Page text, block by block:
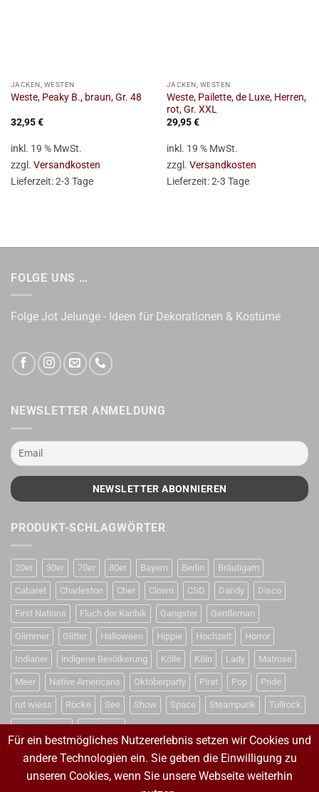
JACKEN, WESTEN
Weste, Peaky B., braun, Gr. 48
32,95€
inkl. 19 % MwSt.
zzgl. Versandkosten
Lieferzeit:2-3 Tage
JACKEN, WESTEN
Weste, Pailette, de Luxe, Herren,
rot, Gr. XXL
29,95€
inkl. 19 % MwSt.
zzgl. Versandkosten
Lieferzeit:2-3 Tage
FOLGE UNS …
Folge Jot Jelunge - Ideen für Dekorationen & Kostüme
NEWSLETTER ANMELDUNG
PRODUKT-SCHLAGWÖRTER
20er 30er 70er 80er Bayern Berlin Bräutigam
Cabaret Charleston Cher Clown CSD Dandy Disco
First Nations Fluch der Karibik Gangster Gentleman
Glimmer Glitter Halloween Hippie Hochzeit Horror
Indianer indigene Bevölkerung Kölle Köln Lady Matrose
Meer Native Americans Oktoberparty Pirat Pop Pride
rut wiess Röcke See Show Space Steampunk Tüllrock
Weihnachten Weltraum
VERTRAG WIDERRUFEN
Für ein bestmögliches Nutzererlebnis setzen wir Cookies und
andere Technologien ein. Sie geben die Einwilligung zu
unseren Cookies, wenn Sie unsere Webseite weiterhin